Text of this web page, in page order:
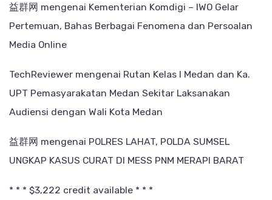
益群网 mengenai Kementerian Komdigi – IWO Gelar
Pertemuan, Bahas Berbagai Fenomena dan Persoalan
Media Online
TechReviewer mengenai Rutan Kelas I Medan dan Ka.
UPT Pemasyarakatan Medan Sekitar Laksanakan
Audiensi dengan Wali Kota Medan
益群网 mengenai POLRES LAHAT, POLDA SUMSEL
UNGKAP KASUS CURAT DI MESS PNM MERAPI BARAT
* * * $3,222 credit available * * *